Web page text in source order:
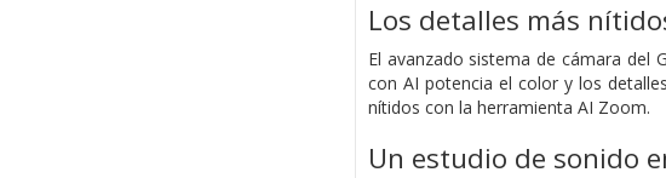
Los detalles más
El avanzado sistema de cámara del
con AI potencia el color y los
nítidos con la herramienta AI Zoom.
Un estudio de sonido